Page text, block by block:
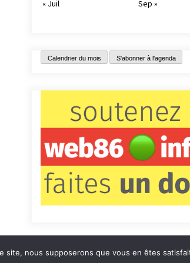
« Juil
Sep »
Calendrier du mois S'abonner à l'agenda
Contact Qui sommes-nous ? Informations
site, nous supposerons que vous en êtes